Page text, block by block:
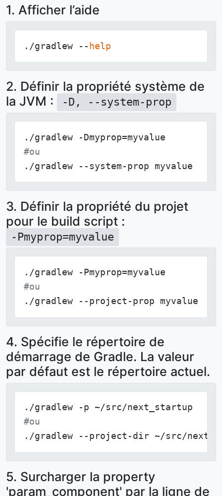
1. Afficher l’aide
./gradlew -- help
2. Définir la propriété système de
la JVM :
-D, --system-prop
#ou
./gradlew --system-prop myvalue
3. Définir la propriété du projet
pour le build script :
-Pmyprop=myvalue
#ou
./gradlew --project-prop myvalue
4. Spécifie le répertoire de
démarrage de Gradle. La valeur
par défaut est le répertoire actuel.
#ou
./gradlew --project-dir ~/src/
5. Surcharger la property
'param_component' par la ligne de